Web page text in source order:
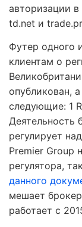
авторизации
td.net и
Футер одного
клиентам о
опубликован,
следующие: 1
Деятельность
регулирует
Premier Group
регулятора,
данного
мешает
работает с